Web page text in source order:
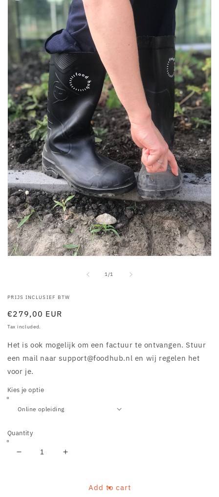
1/
of1
PRIJS INCLUSIEF BTW
Regular
price
€279,00 EUR
Tax included.
Het is ook mogelijk om een factuur te ontvangen. Stuur
een mail naar support@foodhub.nl en wij regelen het
voor je.
Kies je optie
Quantity
Decrease
Increase
Regeneratieve
Add to cart